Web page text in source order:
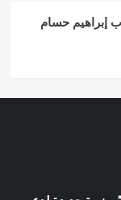
إبراهيم حسام